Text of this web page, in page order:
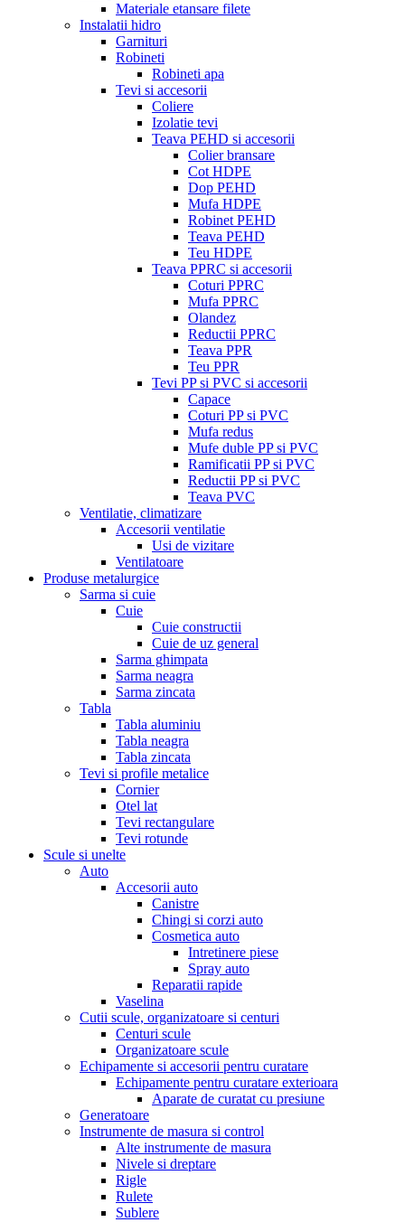
Materiale etansare filete
Instalatii hidro
Garnituri
Robineti
Robineti apa
Tevi si accesorii
Coliere
Izolatie tevi
Teava PEHD si accesorii
Colier bransare
Cot HDPE
Dop PEHD
Mufa HDPE
Robinet PEHD
Teava PEHD
Teu HDPE
Teava PPRC si accesorii
Coturi PPRC
Mufa PPRC
Olandez
Reductii PPRC
Teava PPR
Teu PPR
Tevi PP si PVC si accesorii
Capace
Coturi PP si PVC
Mufa redus
Mufe duble PP si PVC
Ramificatii PP si PVC
Reductii PP si PVC
Teava PVC
Ventilatie, climatizare
Accesorii ventilatie
Usi de vizitare
Ventilatoare
Produse metalurgice
Sarma si cuie
Cuie
Cuie constructii
Cuie de uz general
Sarma ghimpata
Sarma neagra
Sarma zincata
Tabla
Tabla aluminiu
Tabla neagra
Tabla zincata
Tevi si profile metalice
Cornier
Otel lat
Tevi rectangulare
Tevi rotunde
Scule si unelte
Auto
Accesorii auto
Canistre
Chingi si corzi auto
Cosmetica auto
Intretinere piese
Spray auto
Reparatii rapide
Vaselina
Cutii scule, organizatoare si centuri
Centuri scule
Organizatoare scule
Echipamente si accesorii pentru curatare
Echipamente pentru curatare exterioara
Aparate de curatat cu presiune
Generatoare
Instrumente de masura si control
Alte instrumente de masura
Nivele si dreptare
Rigle
Rulete
Sublere